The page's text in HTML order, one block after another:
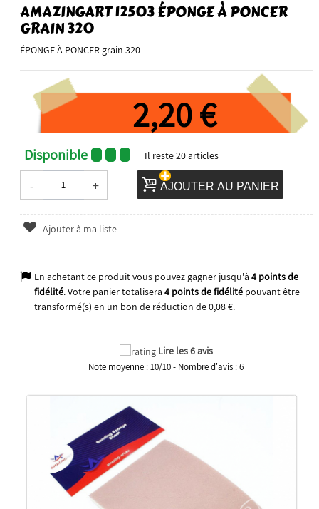
AMAZINGART 12503 ÉPONGE À PONCER
GRAIN 320
ÉPONGE À PONCER grain 320
2,20 €
Disponible Il reste20articles
- + AJOUTER AU PANIER
Ajouter à ma liste
En achetant ce produit vous pouvez gagner jusqu'à 4points de
fidélité. Votre panier totalisera 4points de fidélitépouvant être
transformé(s) en un bon de réduction de0,08 €.
Lire les 6 avis
Note moyenne :10/10- Nombre d'avis :6